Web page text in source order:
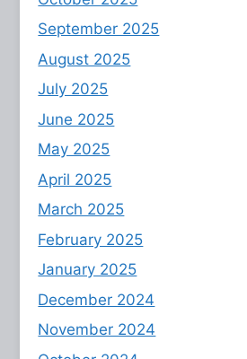
September 2025
August 2025
July 2025
June 2025
May 2025
April 2025
March 2025
February 2025
January 2025
December 2024
November 2024